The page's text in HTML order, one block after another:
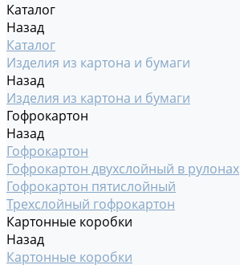
Каталог
Назад
Каталог
Изделия из картона и бумаги
Назад
Изделия из картона и бумаги
Гофрокартон
Назад
Гофрокартон
Гофрокартон двухслойный в рулонах
Гофрокартон пятислойный
Трехслойный гофрокартон
Картонные коробки
Назад
Картонные коробки